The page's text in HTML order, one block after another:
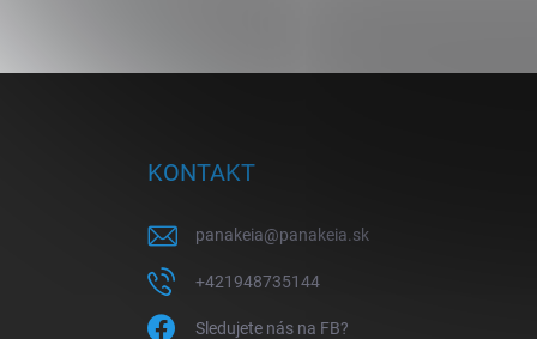
KONTAKT
panakeia@panakeia.sk
+421948735144
Sledujete nás na FB?